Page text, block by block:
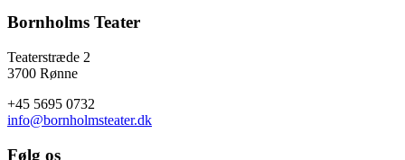
Bornholms Teater
Teaterstræde 2
3700 Rønne
+45 5695 0732
info@bornholmsteater.dk
Følg os